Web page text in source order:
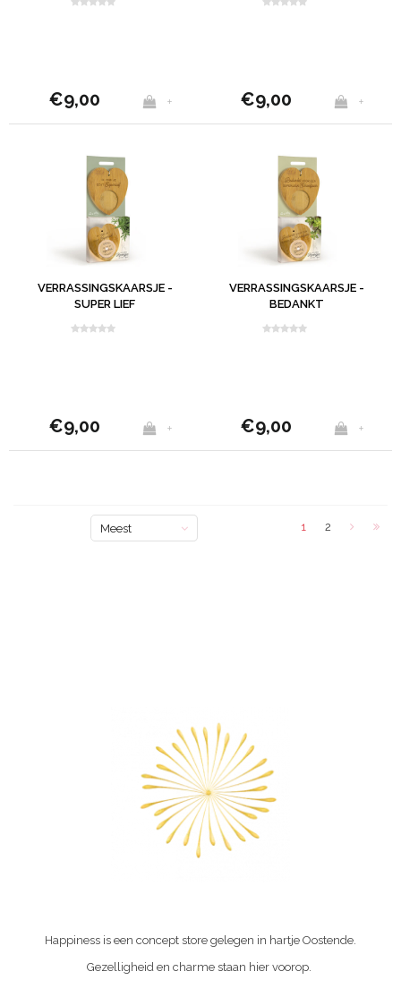
€9,00 + €9,00 +
VERRASSINGSKAARSJE -
SUPER LIEF
€9,00 +
VERRASSINGSKAARSJE -
BEDANKT
€9,00 +
Meest
1 2
Happiness is een concept store gelegen in hartje Oostende.
Gezelligheid en charme staan hier voorop.